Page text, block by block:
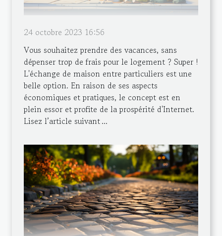
24 octobre 2023 16:56
Vous souhaitez prendre des vacances, sans
dépenser trop de frais pour le logement ? Super !
L'échange de maison entre particuliers est une
belle option. En raison de ses aspects
économiques et pratiques, le concept est en
plein essor et profite de la prospérité d'Internet.
Lisez l’article suivant ...